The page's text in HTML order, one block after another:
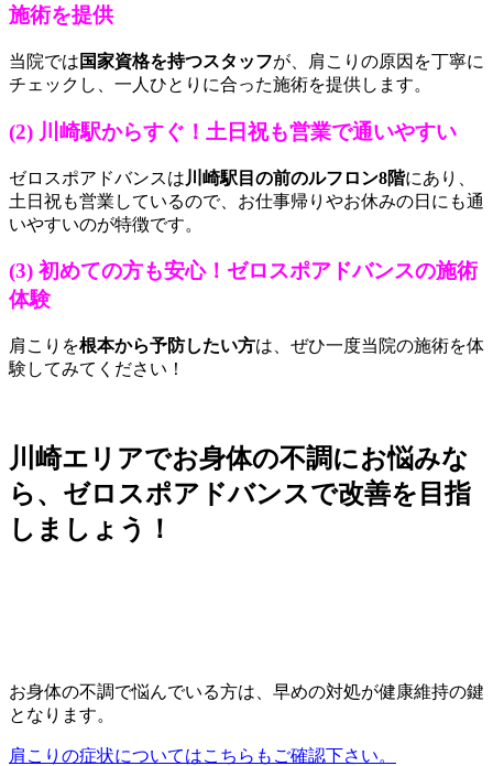
施術を提供
当院では 国家資格を持つスタッフが、肩こりの原因を丁寧に
チェックし、一人ひとりに合った施術を提供します。
(2) 川崎駅からすぐ！土日祝も営業で通いやすい
ゼロスポアドバンスは 川崎駅目の前のルフロン8階にあり、
土日祝も営業しているので、お仕事帰りやお休みの日にも通
いやすいのが特徴です。
(3) 初めての方も安心！ゼロスポアドバンスの施術
体験
肩こりを根本から予防したい方は、ぜひ一度当院の施術を体
験してみてください！
川崎エリアでお身体の不調にお悩みな
ら、ゼロスポアドバンスで改善を目指
しましょう！
お身体の不調で悩んでいる方は、早めの対処が健康維持の鍵
となります。
肩こりの症状についてはこちらもご確認下さい。